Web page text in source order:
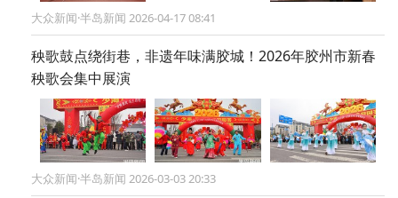
大众新闻·半岛新闻 2026-04-17 08:41
秧歌鼓点绕街巷，非遗年味满胶城！2026年胶州市新春
秧歌会集中展演
大众新闻·半岛新闻 2026-03-03 20:33